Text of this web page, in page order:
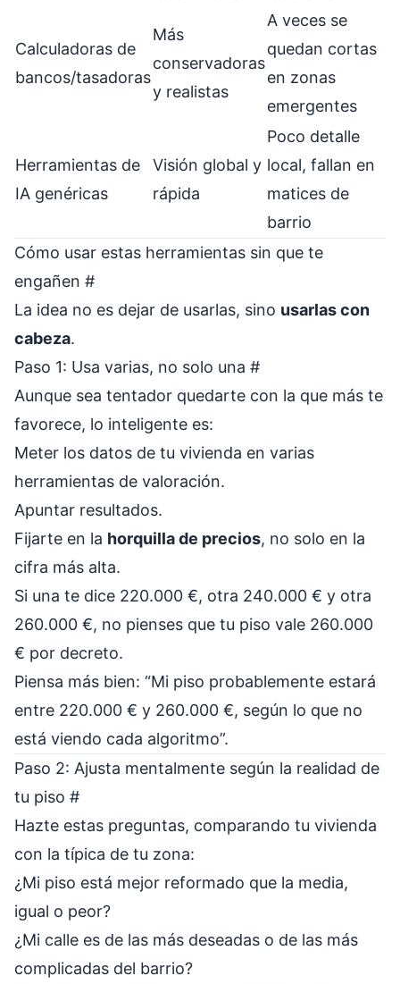
Calculadoras de
bancos/tasadoras
Más
conservadoras
y realistas
A veces se
quedan cortas
en zonas
emergentes
Herramientas de
IA genéricas
Visión global y
rápida
Poco detalle
local, fallan en
matices de
barrio
Cómo usar estas herramientas sin que te
engañen #
La idea no es dejar de usarlas, sino usarlas con
cabeza.
Paso 1: Usa varias, no solo una #
Aunque sea tentador quedarte con la que más te
favorece, lo inteligente es:
Meter los datos de tu vivienda en varias
herramientas de valoración.
Apuntar resultados.
Fijarte en la horquilla de precios, no solo en la
cifra más alta.
Si una te dice 220.000 €, otra 240.000 € y otra
260.000 €, no pienses que tu piso vale 260.000
€ por decreto.
Piensa más bien: “Mi piso probablemente estará
entre 220.000 € y 260.000 €, según lo que no
está viendo cada algoritmo”.
Paso 2: Ajusta mentalmente según la realidad de
tu piso #
Hazte estas preguntas, comparando tu vivienda
con la típica de tu zona:
¿Mi piso está mejor reformado que la media,
igual o peor?
¿Mi calle es de las más deseadas o de las más
complicadas del barrio?